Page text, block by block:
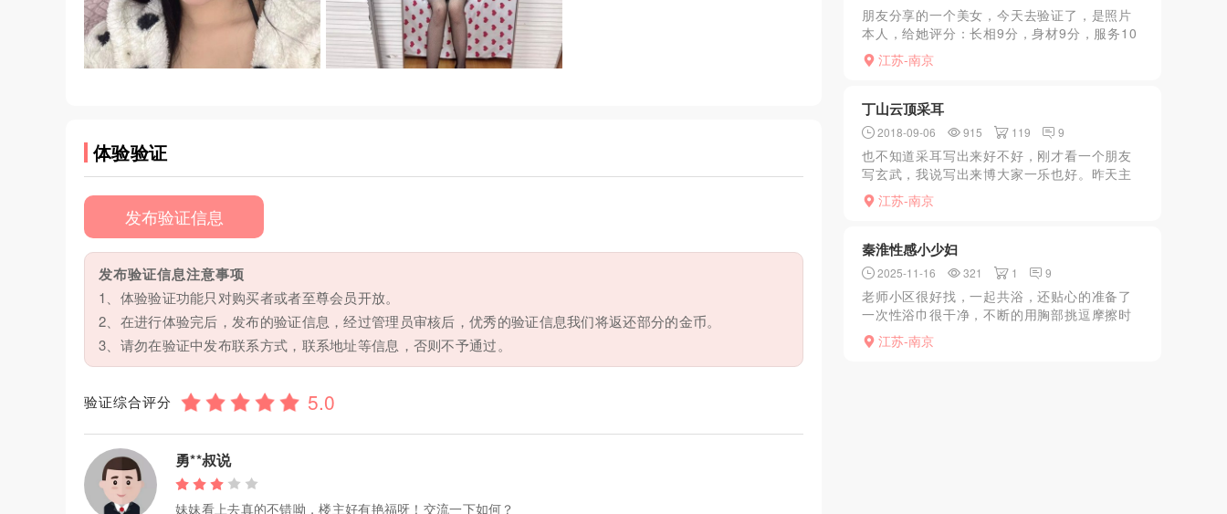
体验验证
发布验证信息
发布验证信息注意事项
1、体验验证功能只对购买者或者至尊会员开放。
2、在进行体验完后，发布的验证信息，经过管理员审核后，优秀的验证信息我们将返还部分的金币。
3、请勿在验证中发布联系方式，联系地址等信息，否则不予通过。
验证综合评分
勇**叔说
妹妹看上去真的不错呦，楼主好有艳福呀！交流一下如何？
朋友分享的一个美女，今天去验证了，是照片
本人，给她评分：长相9分，身材9分，服务10
分，环境8分！住的公寓，挺安全的！这次找的
这个挺不错的，推荐给你们
江苏-南京
丁山云顶采耳
2018-09-06 915 119 9
也不知道采耳写出来好不好，刚才看一个朋友
写玄武，我说写出来博大家一乐也好。昨天主
要冷的快要挂，又下点小雨。想起朋友前两天
提到云顶，那就洗洗澡去，顺便吃个饭。从药
江苏-南京
秦淮性感小少妇
2025-11-16 321 1 9
老师小区很好找，一起共浴，还贴心的准备了
一次性浴巾很干净，不断的用胸部挑逗摩擦时
不时口两下，刺激的小弟弟立马高高耸立，口
活很好，无齿感，可以体验到紧紧吸附包裹的
江苏-南京